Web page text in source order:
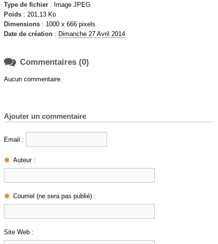
Type de fichier : Image JPEG
Poids : 201,13 Ko
Dimensions : 1000 x 666 pixels
Date de création : Dimanche 27 Avril 2014
 Commentaires (0)
Aucun commentaire.
Ajouter un commentaire
Email :
Auteur :
Courriel (ne sera pas publié) :
Site Web :